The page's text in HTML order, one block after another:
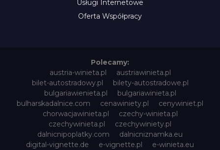
Usługi Internetowe
Oferta Współpracy
Polecamy:
austria-winieta.pl
austriawinieta.pl
bilet-autostradowy.pl
bilety-autostradowe.pl
bulgariawienieta.pl
bulgariawinieta.pl
bulharskadalnice.com
cenawiniety.pl
cenywiniet.pl
chorwacjawinieta.pl
czechy-winieta.pl
czechywinieta.pl
czechywiniety.pl
dalnicnipoplatky.com
dalnicniznamka.eu
digital-vignette.de
e-vignette.pl
e-winieta.eu